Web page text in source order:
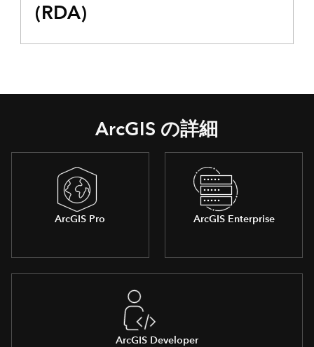
(RDA)
ArcGIS の詳細
ArcGIS Pro ArcGIS Enterprise
ArcGIS Developer